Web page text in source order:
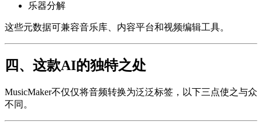
乐器分解
这些元数据可兼容音乐库、内容平台和视频编辑工具。
四、这款AI的独特之处
MusicMaker不仅仅将音频转换为泛泛标签，以下三点使之与众
不同。